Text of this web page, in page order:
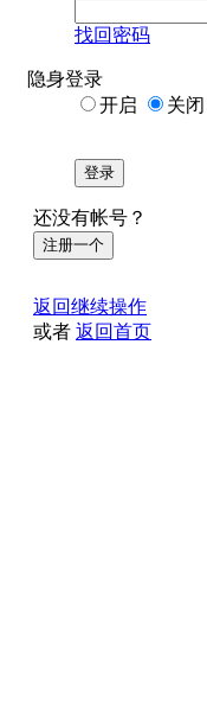
找回密码
隐身登录
开启
关闭
登录
还没有帐号？
注册一个
返回继续操作
或者 返回首页